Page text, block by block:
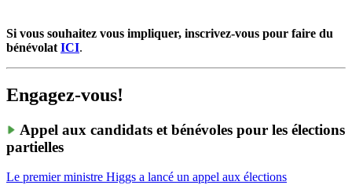
Si vous souhaitez vous impliquer, inscrivez-vous pour faire du
bénévolat ICI.
Engagez-vous!
Appel aux candidats et bénévoles pour les élections
partielles
Le premier ministre Higgs a lancé un appel aux élections